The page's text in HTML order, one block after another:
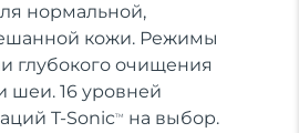
нормальной,
кожи. Режимы
глубокого очищения
шеи. 16 уровней
T-SonicTM
на выбор.